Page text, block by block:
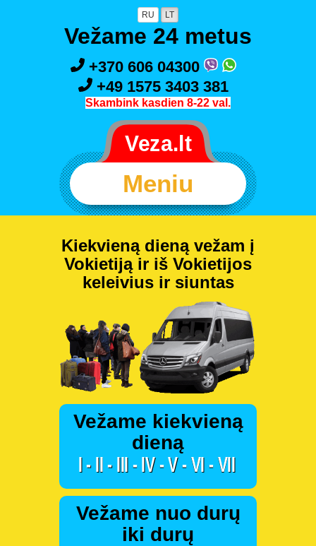
RU LT
Vežame 24 metus
+370 606 04300
+49 1575 3403 381
Skambink kasdien 8-22 val.
Meniu
Kiekvieną dieną vežam į
Vokietiją ir iš Vokietijos
keleivius ir siuntas
Vežame kiekvieną
dieną
Vežame nuo durų
iki durų